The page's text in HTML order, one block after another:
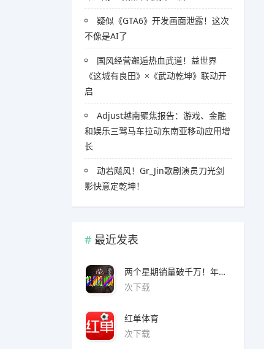
疑似《GTA6》开发画面泄露！这次
不像是AI了
国风经营邂逅热血武道！益世界
《这城有良田》×《武动乾坤》联动开
启
Adjust越南聚焦报告：游戏、金融
和娱乐三驾马车拉动东南亚移动应用增
长
​​动若飚风！Gr_Jin歌剧演员刀光剑
影快意定乾坤！
最近发表
两个星期销量破千万！年度爆款诞生了 3A看了都眼红
次下载
红单体育
次下载